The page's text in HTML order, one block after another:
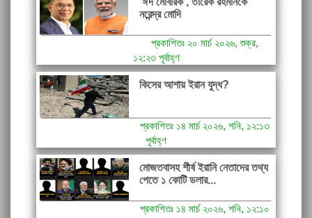
নরেন্দ্র মোদি
প্রকাশিতঃ ২০ মার্চ ২০২৬, শুক্র,
১২:২৩ পূর্বাহ্ণ
কিসের আশায় ইরান যুদ্ধ?
প্রকাশিতঃ ১৪ মার্চ ২০২৬, শনি, ১২:১৩
পূর্বাহ্ণ
মোজতবাসহ শীর্ষ ইরানি নেতাদের তথ্য
পেতে ১ কোটি ডলার...
প্রকাশিতঃ ১৪ মার্চ ২০২৬, শনি, ১২:১০